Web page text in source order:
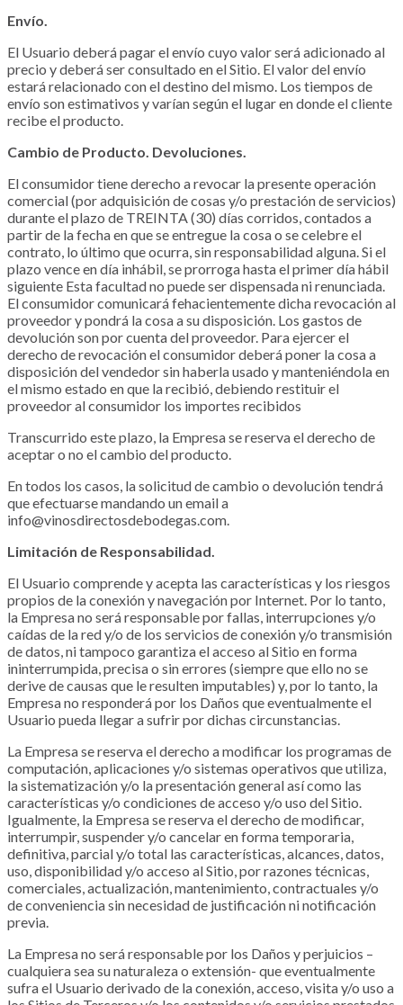
Envío.
El Usuario deberá pagar el envío cuyo valor será adicionado al
precio y deberá ser consultado en el Sitio. El valor del envío
estará relacionado con el destino del mismo. Los tiempos de
envío son estimativos y varían según el lugar en donde el cliente
recibe el producto.
Cambio de Producto. Devoluciones.
El consumidor tiene derecho a revocar la presente operación
comercial (por adquisición de cosas y/o prestación de servicios)
durante el plazo de TREINTA (30) días corridos, contados a
partir de la fecha en que se entregue la cosa o se celebre el
contrato, lo último que ocurra, sin responsabilidad alguna. Si el
plazo vence en día inhábil, se prorroga hasta el primer día hábil
siguiente Esta facultad no puede ser dispensada ni renunciada.
El consumidor comunicará fehacientemente dicha revocación al
proveedor y pondrá la cosa a su disposición. Los gastos de
devolución son por cuenta del proveedor. Para ejercer el
derecho de revocación el consumidor deberá poner la cosa a
disposición del vendedor sin haberla usado y manteniéndola en
el mismo estado en que la recibió, debiendo restituir el
proveedor al consumidor los importes recibidos
Transcurrido este plazo, la Empresa se reserva el derecho de
aceptar o no el cambio del producto.
En todos los casos, la solicitud de cambio o devolución tendrá
que efectuarse mandando un email a
info@vinosdirectosdebodegas.com.
Limitación de Responsabilidad.
El Usuario comprende y acepta las características y los riesgos
propios de la conexión y navegación por Internet. Por lo tanto,
la Empresa no será responsable por fallas, interrupciones y/o
caídas de la red y/o de los servicios de conexión y/o transmisión
de datos, ni tampoco garantiza el acceso al Sitio en forma
ininterrumpida, precisa o sin errores (siempre que ello no se
derive de causas que le resulten imputables) y, por lo tanto, la
Empresa no responderá por los Daños que eventualmente el
Usuario pueda llegar a sufrir por dichas circunstancias.
La Empresa se reserva el derecho a modificar los programas de
computación, aplicaciones y/o sistemas operativos que utiliza,
la sistematización y/o la presentación general así como las
características y/o condiciones de acceso y/o uso del Sitio.
Igualmente, la Empresa se reserva el derecho de modificar,
interrumpir, suspender y/o cancelar en forma temporaria,
definitiva, parcial y/o total las características, alcances, datos,
uso, disponibilidad y/o acceso al Sitio, por razones técnicas,
comerciales, actualización, mantenimiento, contractuales y/o
de conveniencia sin necesidad de justificación ni notificación
previa.
La Empresa no será responsable por los Daños y perjuicios –
cualquiera sea su naturaleza o extensión- que eventualmente
sufra el Usuario derivado de la conexión, acceso, visita y/o uso a